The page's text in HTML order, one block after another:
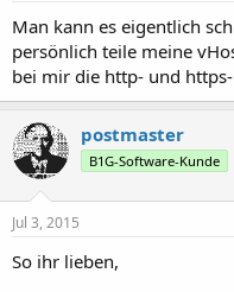
Man kann es eigentlich
persönlich teile meine
bei mir die http- und
postmaster
B1G-Software-Kunde
Jul 3, 2015
So ihr lieben,